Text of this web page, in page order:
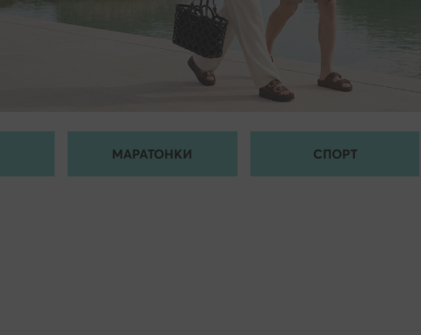
МАРАТОНКИ СПОРТ